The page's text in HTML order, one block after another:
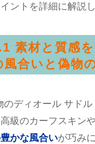
ントを詳細に解説
素材と質感
風合いと偽物
のディオール サド
級のカーフスキン
かな風合いが巧み